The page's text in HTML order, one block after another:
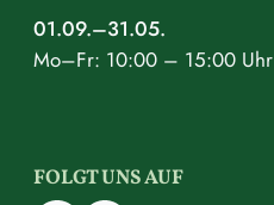
01.09.–31.05.
Mo–Fr: 10:00 – 15:00 Uhr
FOLGT UNS AUF